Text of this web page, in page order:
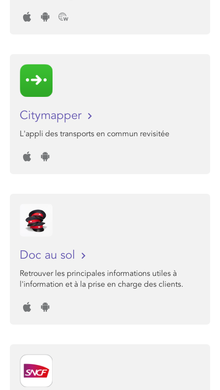
Citymapper
L'appli des transports en commun revisitée
Doc au sol
Retrouver les principales informations utiles à
l'information et à la prise en charge des clients.